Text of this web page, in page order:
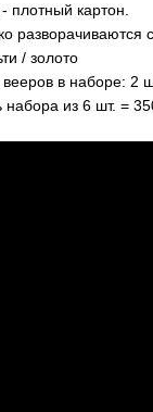
плотный картон.
разворачиваются
/ золото
в наборе: 2
из 6 шт. =